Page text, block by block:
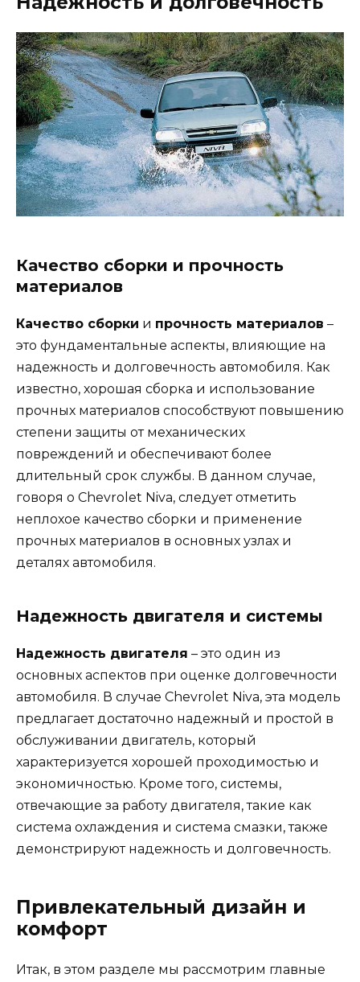
Качество сборки и прочность
материалов
Качество сборки и прочность материалов –
это фундаментальные аспекты, влияющие на
надежность и долговечность автомобиля. Как
известно, хорошая сборка и использование
прочных материалов способствуют повышению
степени защиты от механических
повреждений и обеспечивают более
длительный срок службы. В данном случае,
говоря о Chevrolet Niva, следует отметить
неплохое качество сборки и применение
прочных материалов в основных узлах и
деталях автомобиля.
Надежность двигателя и системы
Надежность двигателя – это один из
основных аспектов при оценке долговечности
автомобиля. В случае Chevrolet Niva, эта модель
предлагает достаточно надежный и простой в
обслуживании двигатель, который
характеризуется хорошей проходимостью и
экономичностью. Кроме того, системы,
отвечающие за работу двигателя, такие как
система охлаждения и система смазки, также
демонстрируют надежность и долговечность.
Привлекательный дизайн и
комфорт
Итак, в этом разделе мы рассмотрим главные